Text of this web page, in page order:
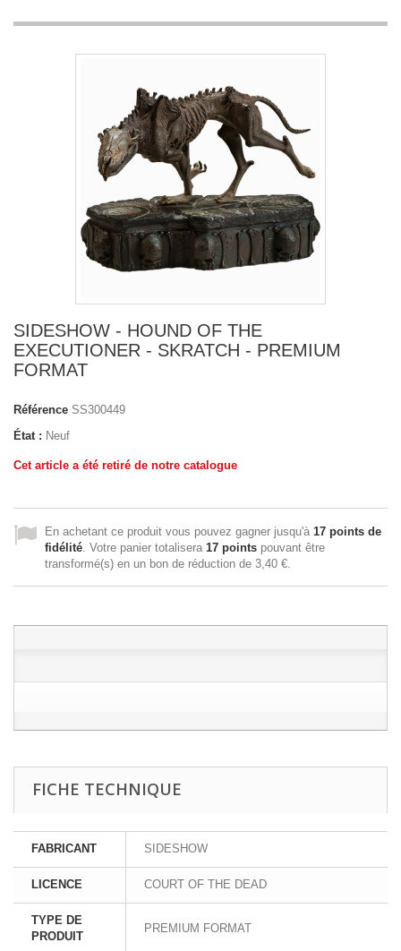
SIDESHOW - HOUND OF THE
EXECUTIONER - SKRATCH - PREMIUM
FORMAT
Référence SS300449
État : Neuf
Cet article a été retiré de notre catalogue
En achetant ce produit vous pouvez gagner jusqu'à 17 points de
fidélité . Votre panier totalisera 17 points pouvant être
transformé(s) en un bon de réduction de 3,40 €
FICHE TECHNIQUE
FABRICANT SIDESHOW
LICENCE COURT OF THE DEAD
TYPE DE
PRODUIT
PREMIUM FORMAT